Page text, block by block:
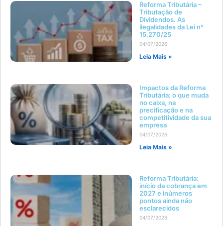
Reforma Tributária –
Tributação de
Dividendos. As
ilegalidades da Lei nº
15.270/25
04/07/2026
Leia Mais »
Impactos da Reforma
Tributária: o que muda
no caixa, na
precificação e na
competitividade da sua
empresa
04/07/2026
Leia Mais »
Reforma Tributária:
início da cobrança em
2027 e inúmeros
pontos ainda não
esclarecidos
04/07/2026